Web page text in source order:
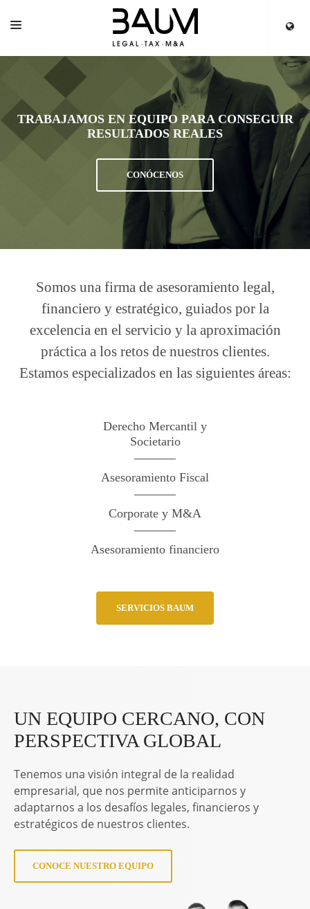
SERVICIOS
EQUIPO
TRABAJAMOS EN EQUIPO PARA CONSEGUIR
RESULTADOS REALES
CONÓCENOS
Somos una firma de asesoramiento legal,
financiero y estratégico, guiados por la
excelencia en el servicio y la aproximación
práctica a los retos de nuestros clientes.
Estamos especializados en las siguientes áreas:
Derecho Mercantil y
Societario
Asesoramiento Fiscal
Corporate y M&A
Asesoramiento financiero
SERVICIOS BAUM
UN EQUIPO CERCANO, CON
PERSPECTIVA GLOBAL
Tenemos una visión integral de la realidad
empresarial, que nos permite anticiparnos y
adaptarnos a los desafíos legales, financieros y
estratégicos de nuestros clientes.
CONOCE NUESTRO EQUIPO